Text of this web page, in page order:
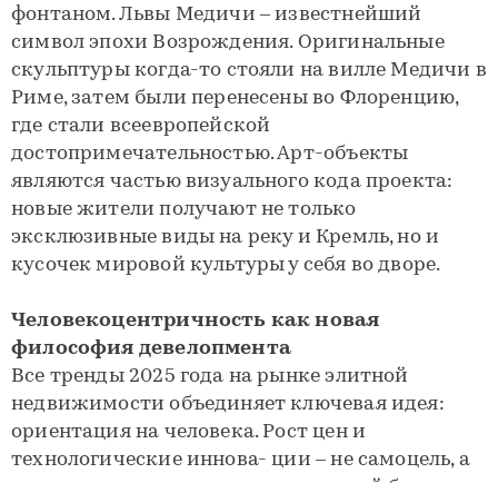
фонтаном. Львы Медичи – известнейший
символ эпохи Возрождения. Оригинальные
скульптуры когда-то стояли на вилле Медичи в
Риме, затем были перенесены во Флоренцию,
где стали всеевропейской
достопримечательностью. Арт-объекты
являются частью визуального кода проекта:
новые жители получают не только
эксклюзивные виды на реку и Кремль, но и
кусочек мировой культуры у себя во дворе.
Человекоцентричность как новая
философия девелопмента
Все тренды 2025 года на рынке элитной
недвижимости объединяет ключевая идея:
ориентация на человека. Рост цен и
технологические иннова- ции – не самоцель, а